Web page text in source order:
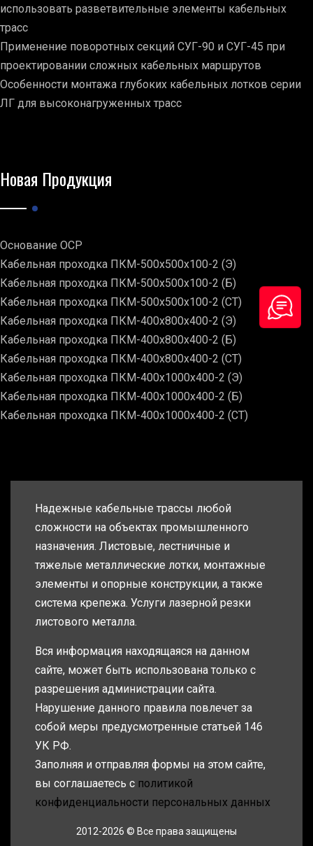
использовать разветвительные элементы кабельных
трасс
Применение поворотных секций СУГ-90 и СУГ-45 при
проектировании сложных кабельных маршрутов
Особенности монтажа глубоких кабельных лотков серии
ЛГ для высоконагруженных трасс
Новая Продукция
Основание ОСР
Кабельная проходка ПКМ-500х500х100-2 (Э)
Кабельная проходка ПКМ-500х500х100-2 (Б)
Кабельная проходка ПКМ-500х500х100-2 (СТ)
Кабельная проходка ПКМ-400х800х400-2 (Э)
Кабельная проходка ПКМ-400х800х400-2 (Б)
Кабельная проходка ПКМ-400х800х400-2 (СТ)
Кабельная проходка ПКМ-400х1000х400-2 (Э)
Кабельная проходка ПКМ-400х1000х400-2 (Б)
Кабельная проходка ПКМ-400х1000х400-2 (СТ)
Надежные кабельные трассы любой
сложности на объектах промышленного
назначения. Листовые, лестничные и
тяжелые металлические лотки, монтажные
элементы и опорные конструкции, а также
система крепежа. Услуги лазерной резки
листового металла.
Вся информация находящаяся на данном
сайте, может быть использована только с
разрешения администрации сайта.
Нарушение данного правила повлечет за
собой меры предусмотренные статьей 146
УК РФ.
Заполняя и отправляя формы на этом сайте,
вы соглашаетесь с политикой
конфиденциальности персональных данных
2012-2026 © Все права защищены